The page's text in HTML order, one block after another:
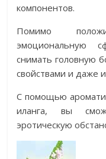
компонентов.
Помимо
эмоциональную
снимать головную
свойствами и даже
С помощью
иланга, вы
эротическую